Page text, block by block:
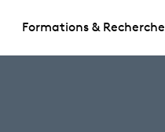
Formations & Recherche